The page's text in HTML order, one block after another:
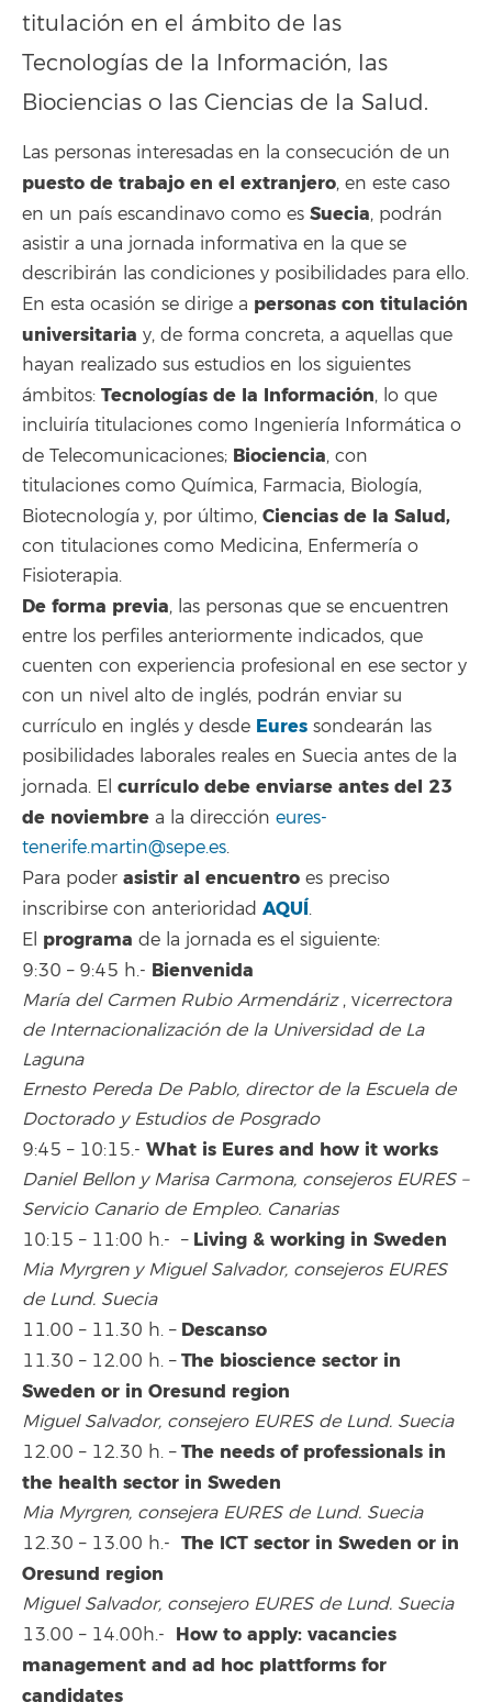
titulación en el ámbito de las
Tecnologías de la Información, las
Biociencias o las Ciencias de la Salud.
Las personas interesadas en la consecución de un
puesto de trabajo en el extranjero, en este caso
en un país escandinavo como es Suecia, podrán
asistir a una jornada informativa en la que se
describirán las condiciones y posibilidades para ello.
En esta ocasión se dirige a personas con titulación
universitaria y, de forma concreta, a aquellas que
hayan realizado sus estudios en los siguientes
ámbitos: Tecnologías de la Información, lo que
incluiría titulaciones como Ingeniería Informática o
de Telecomunicaciones; Biociencia, con
titulaciones como Química, Farmacia, Biología,
Biotecnología y, por último, Ciencias de la Salud,
con titulaciones como Medicina, Enfermería o
Fisioterapia.
De forma previa, las personas que se encuentren
entre los perfiles anteriormente indicados, que
cuenten con experiencia profesional en ese sector y
con un nivel alto de inglés, podrán enviar su
currículo en inglés y desde Eures sondearán las
posibilidades laborales reales en Suecia antes de la
jornada. El currículo debe enviarse antes del 23
de noviembre a la dirección eures-
tenerife.martin@sepe.es.
Para poder asistir al encuentro es preciso
inscribirse con anterioridad AQUÍ.
El programa de la jornada es el siguiente:
9:30 – 9:45 h.- Bienvenida
María del Carmen Rubio Armendáriz , vicerrectora
de Internacionalización de la Universidad de La
Laguna
Ernesto Pereda De Pablo, director de la Escuela de
Doctorado y Estudios de Posgrado
9:45 – 10:15.- What is Eures and how it works
Daniel Bellon y Marisa Carmona, consejeros EURES –
Servicio Canario de Empleo. Canarias
10:15 – 11:00 h.- –Living & working in Sweden
Mia Myrgren y Miguel Salvador, consejeros EURES
de Lund. Suecia
11.00 – 11.30 h. – Descanso
11.30 – 12.00 h. – The bioscience sector in
Sweden or in Oresund region
Miguel Salvador, consejero EURES de Lund. Suecia
12.00 – 12.30 h. –The needs of professionals in
the health sector in Sweden
Mia Myrgren, consejera EURES de Lund. Suecia
12.30 – 13.00 h.- The ICT sector in Sweden or in
Oresund region
Miguel Salvador, consejero EURES de Lund. Suecia
13.00 – 14.00h.- How to apply: vacancies
management and ad hoc plattforms for
candidates